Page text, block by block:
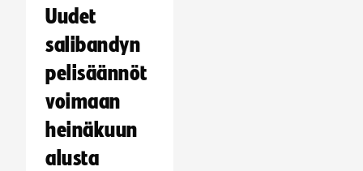
Uudet
salibandyn
pelisäännöt
voimaan
heinäkuun
alusta